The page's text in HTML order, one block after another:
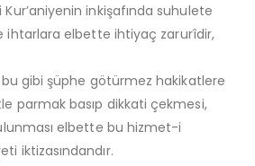
inkişafında suhulete
ihtarlara elbette ihtiyaç zarurîdir,
bu gibi şüphe götürmez hakikatlere
parmak basıp dikkati çekmesi,
elbette bu hizmet-i
iktizasındandır.